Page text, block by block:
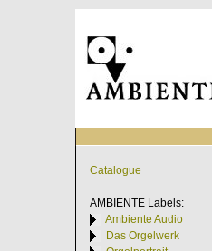
Catalogue
AMBIENTE Labels:
Ambiente Audio
Das Orgelwerk